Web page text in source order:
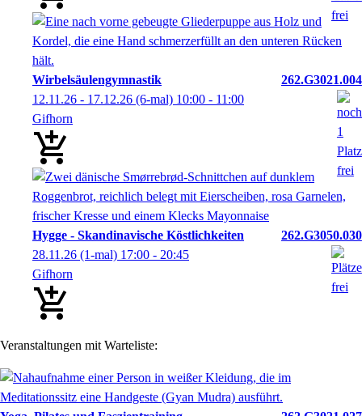
Wirbelsäulengymnastik
262.G3021.004
12.11.26 - 17.12.26 (6-mal) 10:00 - 11:00
Gifhorn
Hygge - Skandinavische Köstlichkeiten
262.G3050.030
28.11.26 (1-mal) 17:00 - 20:45
Gifhorn
Veranstaltungen mit Warteliste: